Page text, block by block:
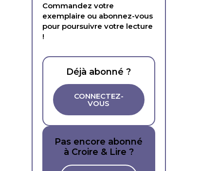
Commandez votre
exemplaire ou abonnez-vous
pour poursuivre votre lecture
!
Déjà abonné ?
CONNECTEZ-
VOUS
Pas encore abonné
à Croire & Lire ?